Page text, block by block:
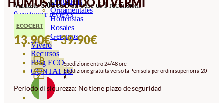
Ornamentales
Hortensias
Rosales
Geranios
Vivero
Recursos
Blog ECO
CONTATTO
Valutato5.00su 5 su base di1recensioni
0customer reviews
ECOCERT
13.90€-39.90€FASCIA
PREZZO:
13.90€
Spedizione entro 24/48 ore
Spedizione gratuita verso la Penisola per ordini superiori a 20
€
Periodo di sicurezza: No tiene plazo de seguridad